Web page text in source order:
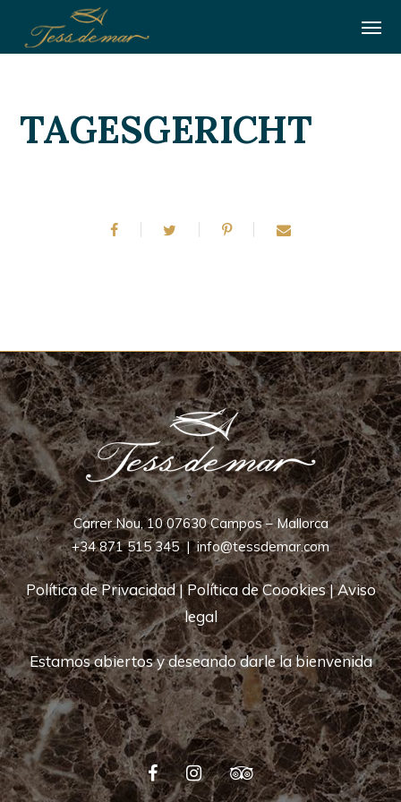
TAGESGERICHT
Carrer Nou, 10 07630 Campos – Mallorca
+34 871 515 345|info@tessdemar.com
Política de Privacidad| Política de Coookies|Aviso
legal
Estamos abiertos y deseando darle la bienvenida